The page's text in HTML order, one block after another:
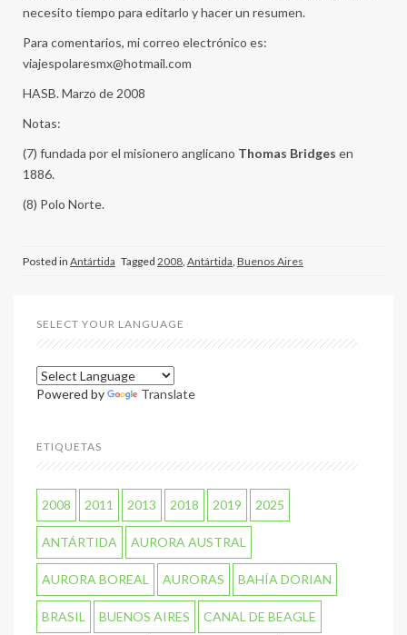
necesito tiempo para editarlo y hacer un resumen.
Para comentarios, mi correo electrónico es:
viajespolaresmx@hotmail.com
HASB. Marzo de 2008
Notas:
(7) fundada por el misionero anglicano Thomas Bridges en
1886.
(8) Polo Norte.
Posted in Antártida Tagged 2008 Antártida Buenos Aires
SELECT YOUR LANGUAGE
Powered by Translate
ETIQUETAS
2008 2011 2013 2018 2019 2025
ANTÁRTIDA AURORA AUSTRAL
AURORA BOREAL AURORAS BAHÍA DORIAN
BRASIL BUENOS AIRES CANAL DE BEAGLE